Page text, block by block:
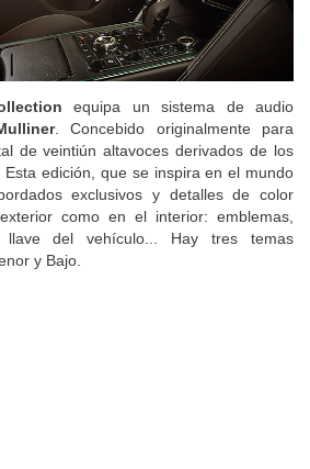
equipa un sistema de audio
. Concebido originalmente para
de veintiún altavoces derivados de los
edición, que se inspira en el mundo
exclusivos y detalles de color
como en el interior: emblemas,
del vehículo... Hay tres temas
y Bajo.